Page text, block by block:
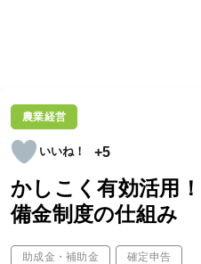
農業経営
+5
かしこく有効活用
備金制度の仕組み
助成金・補助金 確定申告